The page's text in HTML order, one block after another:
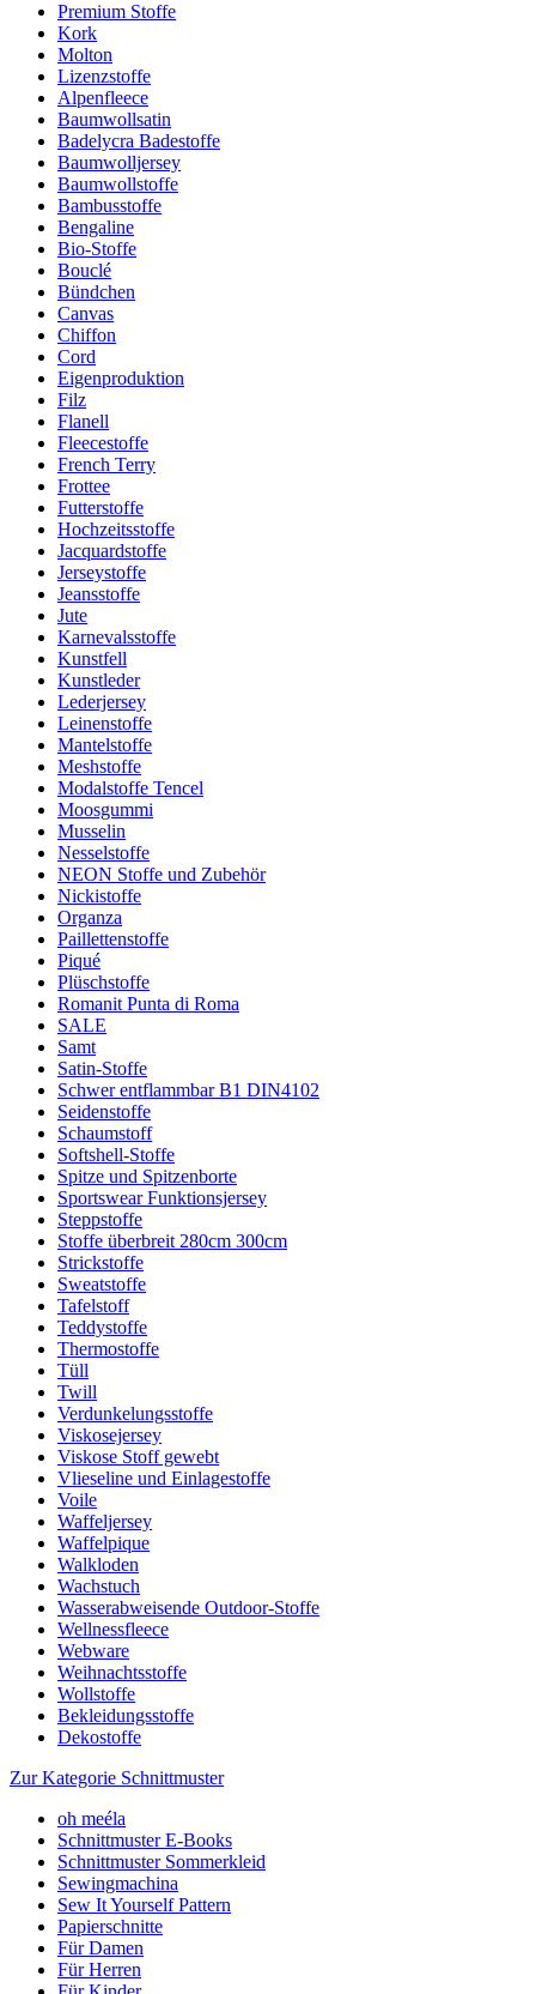
Premium Stoffe
Kork
Molton
Lizenzstoffe
Alpenfleece
Baumwollsatin
Badelycra Badestoffe
Baumwolljersey
Baumwollstoffe
Bambusstoffe
Bengaline
Bio-Stoffe
Bouclé
Bündchen
Canvas
Chiffon
Cord
Eigenproduktion
Filz
Flanell
Fleecestoffe
French Terry
Frottee
Futterstoffe
Hochzeitsstoffe
Jacquardstoffe
Jerseystoffe
Jeansstoffe
Jute
Karnevalsstoffe
Kunstfell
Kunstleder
Lederjersey
Leinenstoffe
Mantelstoffe
Meshstoffe
Modalstoffe Tencel
Moosgummi
Musselin
Nesselstoffe
NEON Stoffe und Zubehör
Nickistoffe
Organza
Paillettenstoffe
Piqué
Plüschstoffe
Romanit Punta di Roma
SALE
Samt
Satin-Stoffe
Schwer entflammbar B1 DIN4102
Seidenstoffe
Schaumstoff
Softshell-Stoffe
Spitze und Spitzenborte
Sportswear Funktionsjersey
Steppstoffe
Stoffe überbreit 280cm 300cm
Strickstoffe
Sweatstoffe
Tafelstoff
Teddystoffe
Thermostoffe
Tüll
Twill
Verdunkelungsstoffe
Viskosejersey
Viskose Stoff gewebt
Vlieseline und Einlagestoffe
Voile
Waffeljersey
Waffelpique
Walkloden
Wachstuch
Wasserabweisende Outdoor-Stoffe
Wellnessfleece
Webware
Weihnachtsstoffe
Wollstoffe
Bekleidungsstoffe
Dekostoffe
Zur Kategorie Schnittmuster
oh meéla
Schnittmuster E-Books
Schnittmuster Sommerkleid
Sewingmachina
Sew It Yourself Pattern
Papierschnitte
Für Damen
Für Herren